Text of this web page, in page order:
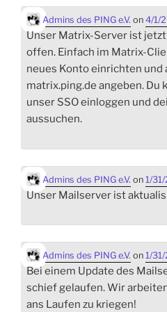
Admins des PING e.V. on 4/1/
Unser Matrix-Server ist
offen. Einfach im Matrix-
neues Konto einrichten und
matrix.ping.de angeben. Du
unser SSO einloggen und
aussuchen.
Admins des PING e.V. on 1/
Unser Mailserver ist
Admins des PING e.V. on 1/
Bei einem Update des
schief gelaufen. Wir
ans Laufen zu kriegen!